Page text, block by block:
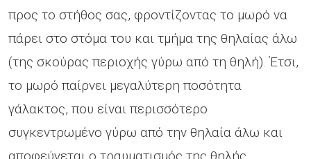
προς το στήθος σας, φροντίζοντας το μωρό να
πάρει στο στόμα του και τμήμα της θηλαίας άλω
(της σκούρας περιοχής γύρω από τη θηλή). Έτσι,
το μωρό παίρνει μεγαλύτερη ποσότητα
γάλακτος, που είναι περισσότερο
συγκεντρωμένο γύρω από την θηλαία άλω και
αποφεύγεται ο τραυματισμός της θηλής.